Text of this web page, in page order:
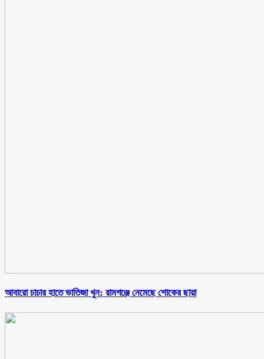
আবারো চাচার হাতে ভাতিজা খুন: রামগঞ্জে নেমেছে শোকের ছায়া